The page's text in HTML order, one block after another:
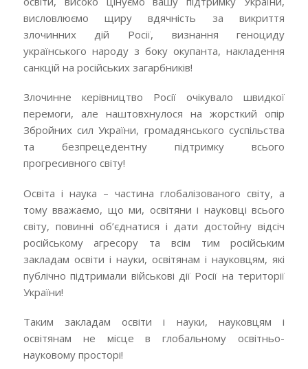
висловлюємо щиру вдячність за викриття
злочинних дій Росії, визнання геноциду
українського народу з боку окупанта, накладення
санкцій на російських загарбників!
Злочинне керівництво Росії очікувало швидкої
перемоги, але наштовхнулося на жорсткий опір
Збройних сил України, громадянського суспільства
та безпрецедентну підтримку всього
прогресивного світу!
Освіта і наука – частина глобалізованого світу, а
тому вважаємо, що ми, освітяни і науковці всього
світу, повинні об’єднатися і дати достойну відсіч
російському агресору та всім тим російським
закладам освіти і науки, освітянам і науковцям, які
публічно підтримали військові дії Росії на території
України!
Таким закладам освіти і науки, науковцям і
освітянам не місце в глобальному освітньо-
науковому просторі!